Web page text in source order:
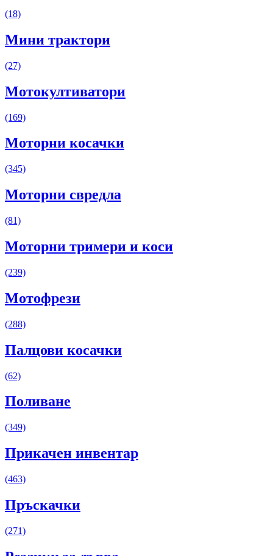
(18)
Мини трактори
(27)
Мотокултиватори
(169)
Моторни косачки
(345)
Моторни свредла
(81)
Моторни тримери и коси
(239)
Мотофрези
(288)
Палцови косачки
(62)
Поливане
(349)
Прикачен инвентар
(463)
Пръскачки
(271)